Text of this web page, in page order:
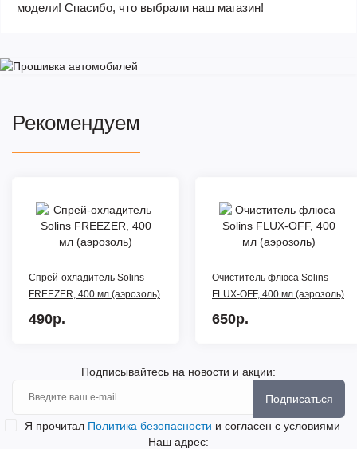
модели! Спасибо, что выбрали наш магазин!
Рекомендуем
Спрей-охладитель Solins
FREEZER, 400 мл (аэрозоль)
490р.
Очиститель флюса Solins
FLUX-OFF, 400 мл (аэрозоль)
650р.
Подписывайтесь на новости и акции:
Подписаться
Я прочитал Политика безопасности и согласен с условиями
Наш адрес: